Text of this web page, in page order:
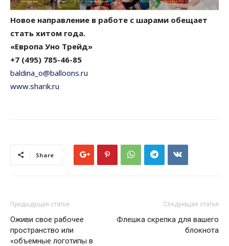
Новое направление в работе с шарами обещает
стать хитом года.
«Европа Уно Трейд»
+7 (495) 785-46-85
baldina_o@balloons.ru
www.sharik.ru
Share
Предыдущая статья
Оживи свое рабочее
пространство или
«объемные логотипы в
Следующая статья
Флешка скрепка для вашего
блокнота